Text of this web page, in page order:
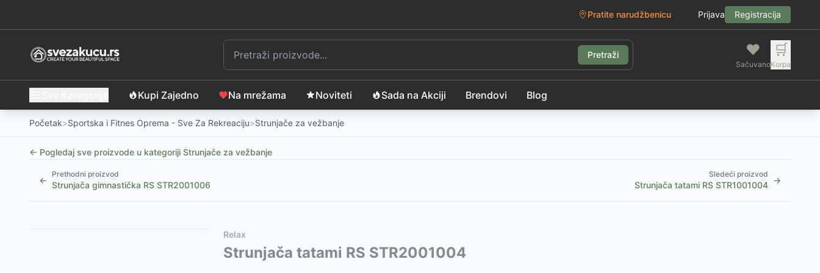
Pratite narudžbenicu Prijava Registracija
Pretraži ❤️
Sačuvano
🛒
Korpa
Kupi Zajedno Na mrežama Noviteti Sada na Akciji Brendovi Blog
Početak>Sportska i Fitnes Oprema - Sve Za Rekreaciju>Strunjače za vežbanje
← Pogledaj sve proizvode u kategoriji Strunjače za vežbanje
←
Prethodni proizvod
Strunjača gimnastička RS STR2001006
Sledeći proizvod
Strunjača tatami RS STR1001004 →
Orion Prostirka za vežbanje 173 х 61 х 0.4cm- 1499RSD
Orion Prostirka za vežbanje 3017 Blue 173×61×0.6 cm
Ovaj proizvod nije dostupan, pogledajte slične proizvode:
Relax
Strunjača tatami RS STR2001004